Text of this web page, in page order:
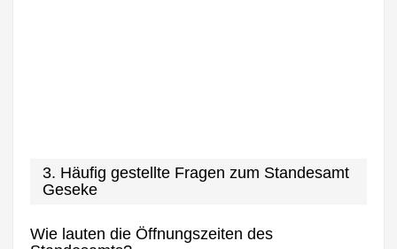
3. Häufig gestellte Fragen zum Standesamt
Geseke
Wie lauten die Öffnungszeiten des